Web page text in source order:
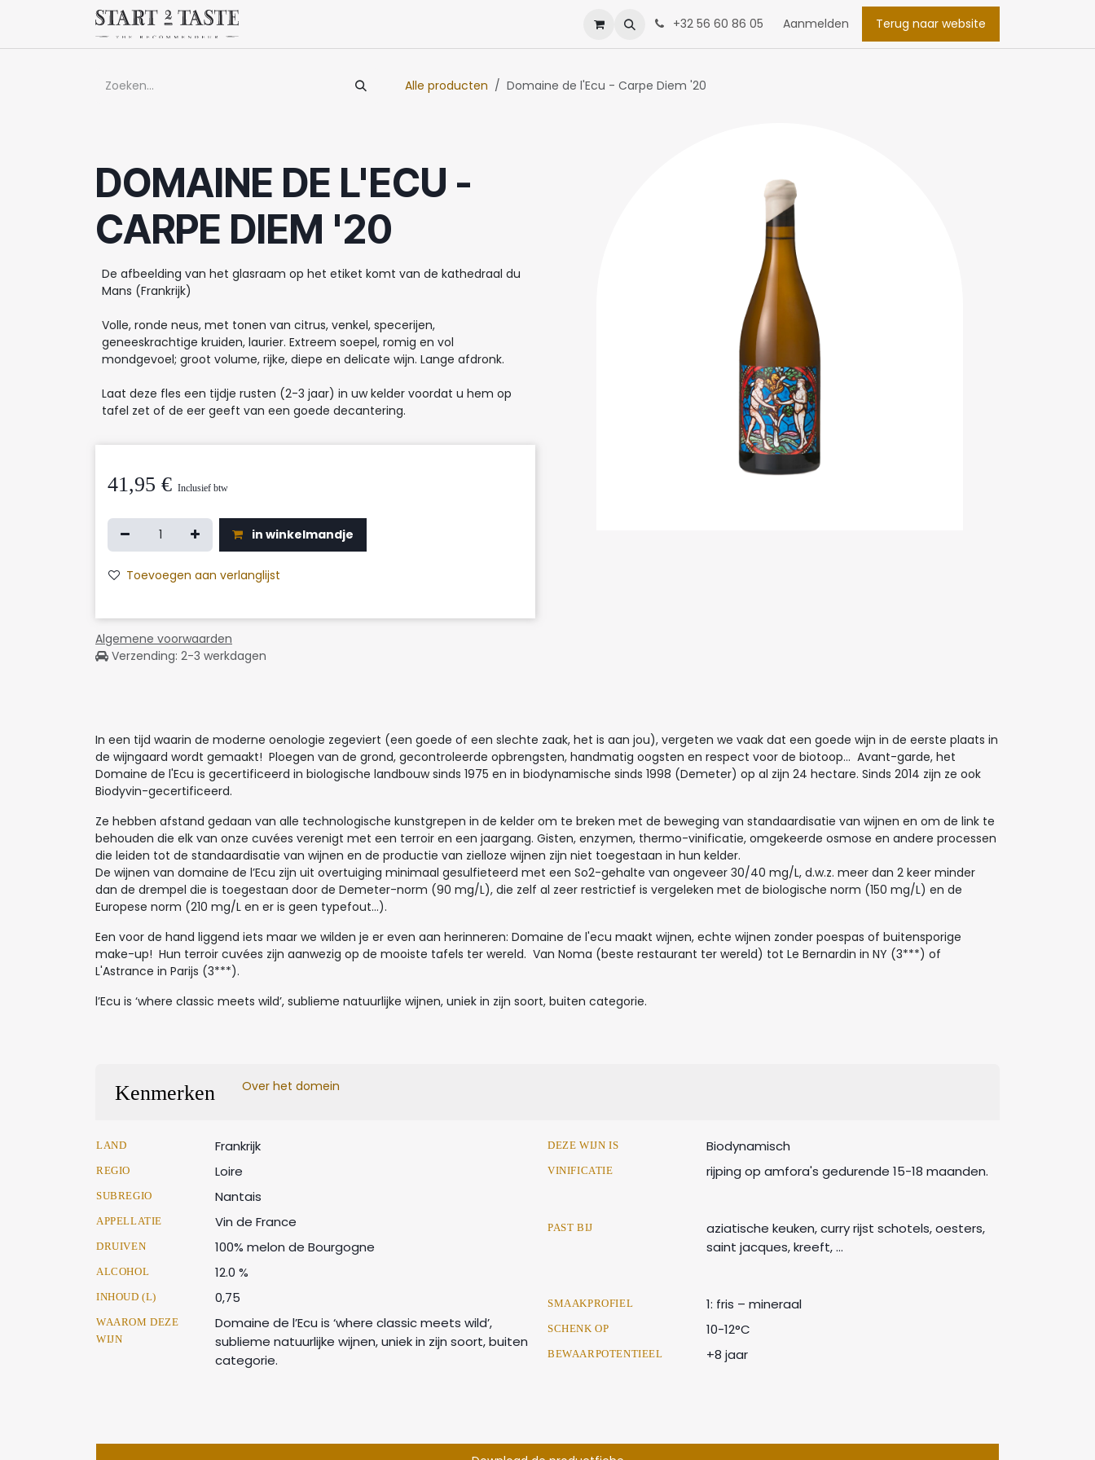
Overslaan naar inhoud
+32 56 60 86 05 Aanmelden Terug naar website
Alle producten Domaine de l'Ecu - Carpe Diem '20
DOMAINE DE L'ECU -
CARPE DIEM '20
De afbeelding van het glasraam op het etiket komt van de kathedraal du
Mans (Frankrijk)
Volle, ronde neus, met tonen van citrus, venkel, specerijen,
geneeskrachtige kruiden, laurier. Extreem soepel, romig en vol
mondgevoel; groot volume, rijke, diepe en delicate wijn. Lange afdronk.
Laat deze fles een tijdje rusten (2-3 jaar) in uw kelder ​​voordat u hem op
tafel zet of de eer geeft van een goede decantering.
41,95 € Inclusief btw
in winkelmandje
Toevoegen aan verlanglijst
Algemene voorwaarden
Verzending: 2-3 werkdagen
In een tijd waarin de moderne oenologie zegeviert (een goede of een slechte zaak, het is aan jou), vergeten we vaak dat een goede wijn in de eerste plaats in
de wijngaard wordt gemaakt! Ploegen van de grond, gecontroleerde opbrengsten, handmatig oogsten en respect voor de biotoop… Avant-garde, het
Domaine de l'Ecu is gecertificeerd in biologische landbouw sinds 1975 en in biodynamische sinds 1998 (Demeter) op al zijn 24 hectare. Sinds 2014 zijn ze ook
Biodyvin-gecertificeerd.
Ze hebben afstand gedaan van alle technologische kunstgrepen in de kelder om te breken met de beweging van standaardisatie van wijnen en om de link te
behouden die elk van onze cuvées verenigt met een terroir en een jaargang. Gisten, enzymen, thermo-vinificatie, omgekeerde osmose en andere processen
die leiden tot de standaardisatie van wijnen en de productie van zielloze wijnen zijn niet toegestaan in hun kelder.
De wijnen van domaine de l’Ecu zijn uit overtuiging minimaal gesulfieteerd met een So2-gehalte van ongeveer 30/40 mg/L, d.w.z. meer dan 2 keer minder
dan de drempel die is toegestaan door de Demeter-norm (90 mg/L), die zelf al zeer restrictief is vergeleken met de biologische norm (150 mg/L) en de
Europese norm (210 mg/L en er is geen typefout...).
Een voor de hand liggend iets maar we wilden je er even aan herinneren: Domaine de l'ecu maakt wijnen, echte wijnen zonder poespas of buitensporige
make-up! Hun terroir cuvées zijn aanwezig op de mooiste tafels ter wereld. Van Noma (beste restaurant ter wereld) tot Le Bernardin in NY (3***) of
L'Astrance in Parijs (3***).
l’Ecu is ‘where classic meets wild’, sublieme natuurlijke wijnen, uniek in zijn soort, buiten categorie.
Kenmerken Over het domein
LAND Frankrijk
REGIO Loire
SUBREGIO Nantais
APPELLATIE Vin de France
DRUIVEN 100% melon de Bourgogne
ALCOHOL 12.0 %
INHOUD (L) 0,75
WAAROM DEZE
WIJN
Domaine de l’Ecu is ‘where classic meets wild’,
sublieme natuurlijke wijnen, uniek in zijn soort, buiten
categorie.
DEZE WIJN IS Biodynamisch
VINIFICATIE rijping op amfora's gedurende 15-18 maanden.
PAST BIJ
aziatische keuken, curry rijst schotels, oesters,
saint jacques, kreeft, ...
SMAAKPROFIEL 1: fris – mineraal
SCHENK OP 10-12°C
BEWAARPOTENTIEEL +8 jaar